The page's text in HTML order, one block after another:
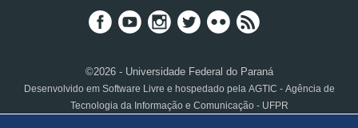
©2026 - Universidade Federal do Paraná
Desenvolvido em Software Livre e hospedado pela AGTIC - Agência de
Tecnologia da Informação e Comunicação - UFPR